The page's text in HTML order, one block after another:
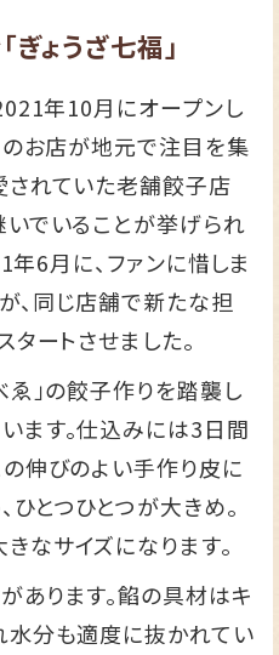
ょうざ七福」
年10月にオープンし
のお店が地元で注目を集
されていた老舗餃子店
いでいることが挙げられ
年6月に、ファンに惜しま
、同じ店舗で新たな担
タートさせました。
ゑ」の餃子作りを踏襲し
ます。仕込みには3日間
の伸びのよい手作り皮に
とつひとつが大きめ。
なサイズになります。
あります。餡の具材はキ
水分も適度に抜かれてい